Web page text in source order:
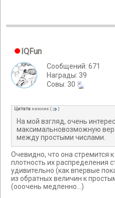
IQFun
Сообщений: 671
Награды: 39
Cовы: 30
Цитата никник ( )
На мой взгляд, очень
максимальновозможную
между простыми числами.
Очевидно, что она стремится к
плотность их распределения
удивительно (как впервые
из обратных величин к
(ооочень медленно...)